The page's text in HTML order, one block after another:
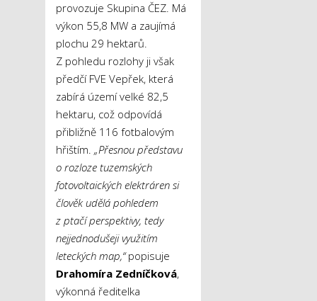
provozuje Skupina ČEZ. Má
výkon 55,8 MW a zaujímá
plochu 29 hektarů.
Z pohledu rozlohy ji však
předčí FVE Vepřek, která
zabírá území velké 82,5
hektaru, což odpovídá
přibližně 116 fotbalovým
hřištím. „Přesnou představu
o rozloze tuzemských
fotovoltaických elektráren si
člověk udělá pohledem
z ptačí perspektivy, tedy
nejjednodušeji využitím
leteckých map,“popisuje
Drahomíra Zedníčková,
výkonná ředitelka